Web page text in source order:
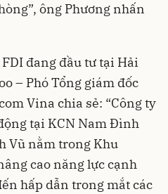
ông Phương nhấn
đang đầu tư tại Hải
– Phó Tổng giám đốc
Vina chia sẻ: “Công ty
tại KCN Nam Đình
Vũ nằm trong Khu
cao năng lực cạnh
hấp dẫn trong mắt các